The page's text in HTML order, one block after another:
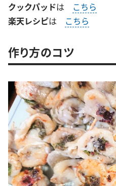
クックパッドは こちら
楽天レシピは こちら
作り方のコツ